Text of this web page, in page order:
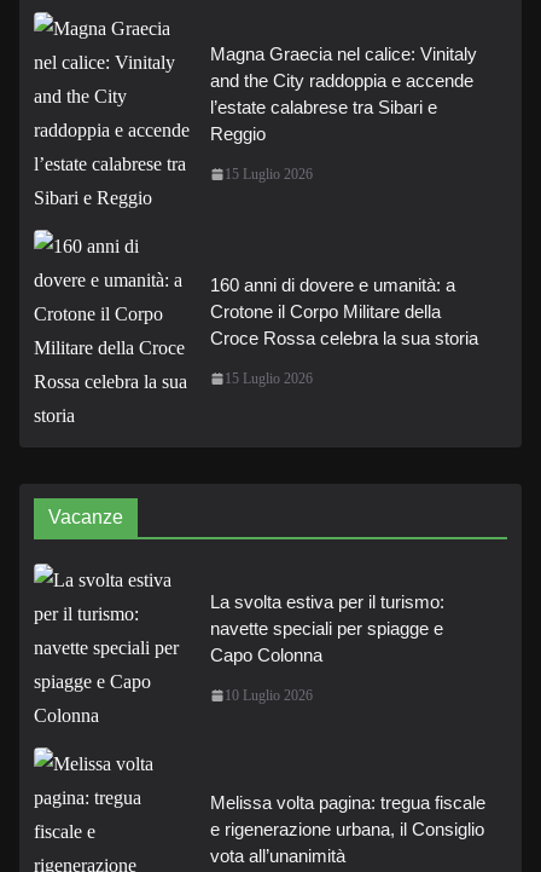
Magna Graecia nel calice: Vinitaly
and the City raddoppia e accende
l’estate calabrese tra Sibari e
Reggio
15 Luglio 2026
160 anni di dovere e umanità: a
Crotone il Corpo Militare della
Croce Rossa celebra la sua storia
15 Luglio 2026
Vacanze
La svolta estiva per il turismo:
navette speciali per spiagge e
Capo Colonna
10 Luglio 2026
Melissa volta pagina: tregua fiscale
e rigenerazione urbana, il Consiglio
vota all’unanimità